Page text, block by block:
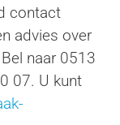
contact
advies over
naar 0513
07. U kunt